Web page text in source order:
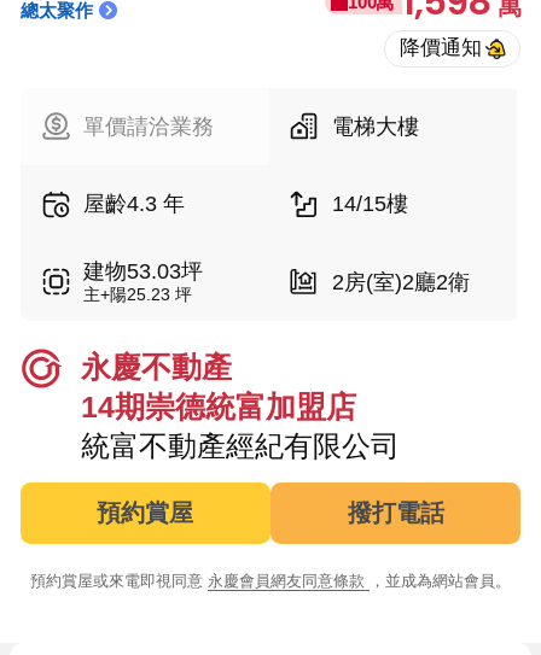
總太聚作 萬
單價請洽業務 電梯大樓
屋齡4.3 年 14/15樓
建物53.03坪
主+陽25.23 坪 2房(室)2廳2衛
永慶不動產
14期崇德統富加盟店
統富不動產經紀有限公司
預約賞屋 撥打電話
預約賞屋或來電即視同意 永慶會員網友同意條款 ，並成為網站會員。